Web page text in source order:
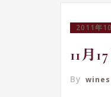
2011年
11月
By